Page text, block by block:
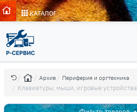
КАТАЛОГ
Архив Периферия и оргтехника
Клавиатуры, мыши, игровые устройства